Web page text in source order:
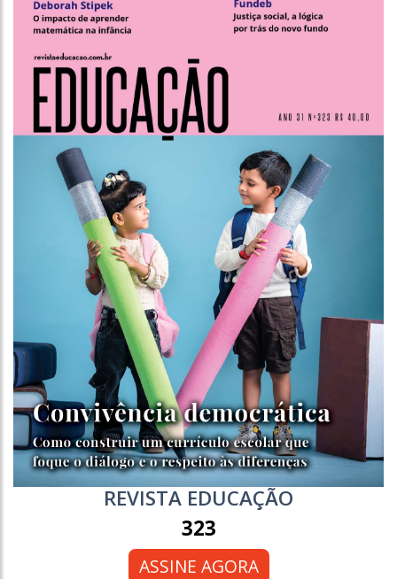
REVISTA EDUCAÇÃO
323
ASSINE AGORA